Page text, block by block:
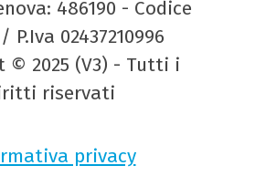
486190 - Codice
P.Iva 02437210996
© 2025 (V3) - Tutti i
riservati
privacy